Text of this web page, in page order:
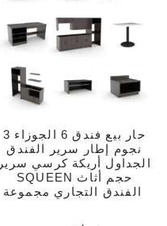
حار بيع فندق 6 الجوزاء 3
نجوم إطار سرير الفندق
الجداول أريكة كرسي سرير
SQUEEN حجم أثاث